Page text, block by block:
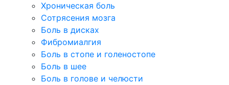
Хроническая боль
Сотрясения мозга
Боль в дисках
Фибромиалгия
Боль в стопе и голеностопе
Боль в шее
Боль в голове и челюсти